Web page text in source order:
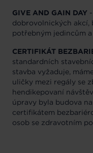
GIVE AND GAIN DAY
dobrovolnických akcí,
potřebným jedincům
CERTIFIKÁT
standardních
stavba vyžaduje,
uličky mezi regály se
hendikepovaní
úpravy byla budova
certifikátem
osob se zdravotním